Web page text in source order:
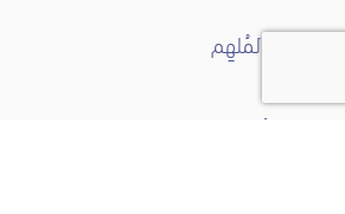
عن زايد المُلهِم
قصص مُلهِمة